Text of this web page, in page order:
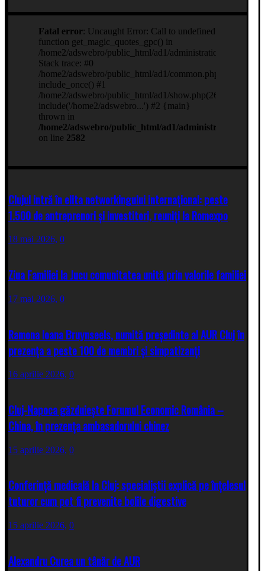
Clujul intră în elita networkingului internațional: peste
1.500 de antreprenori și investitori, reuniți la Romexpo
18 mai 2026, 0
Ziua Familiei la Jucu comunitatea unită prin valorile familiei
17 mai 2026, 0
Ramona Ioana Bruynseels, numită președinte al AUR Cluj în
prezența a peste 100 de membri și simpatizanți
16 aprilie 2026, 0
Cluj-Napoca găzduiește Forumul Economic România –
China, în prezența ambasadorului chinez
15 aprilie 2026, 0
Conferință medicală la Cluj: specialiștii explică pe înțelesul
tuturor cum pot fi prevenite bolile digestive
15 aprilie 2026, 0
Alexandru Curea un tânăr de AUR